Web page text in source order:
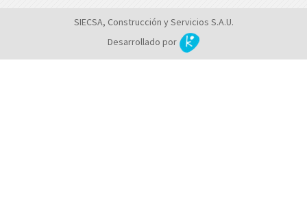
SIECSA, Construcción y Servicios S.A.U.
Desarrollado por